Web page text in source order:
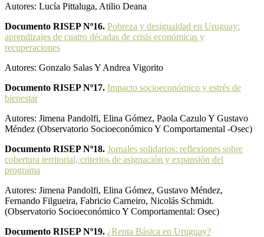
Autores: Lucía Pittaluga, Atilio Deana
Documento RISEP Nº16. Pobreza y desigualdad en Uruguay:
aprendizajes de cuatro décadas de crisis económicas y
recuperaciones
Autores: Gonzalo Salas Y Andrea Vigorito
Documento RISEP Nº17. Impacto socioeconómico y estrés de
bienestar
Autores: Jimena Pandolfi, Elina Gómez, Paola Cazulo Y Gustavo
Méndez (Observatorio Socioeconómico Y Comportamental -Osec)
Documento RISEP Nº18. Jornales solidarios: reflexiones sobre
cobertura territorial, criterios de asignación y expansión del
programa
Autores: Jimena Pandolfi, Elina Gómez, Gustavo Méndez,
Fernando Filgueira, Fabricio Carneiro, Nicolás Schmidt.
(Observatorio Socioeconómico Y Comportamental: Osec)
Documento RISEP Nº19. ¿Renta Básica en Uruguay?